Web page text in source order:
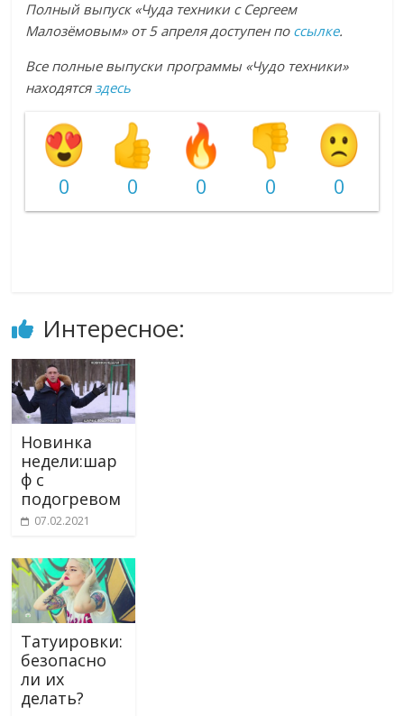
Полный выпуск «Чуда техники с Сергеем
Малозёмовым» от 5 апреля доступен по ссылке.
Все полные выпуски программы «Чудо техники»
находятся здесь
0 0 0 0 0
Интересное:
Новинка
недели:шар
ф с
подогревом
07.02.2021
Татуировки:
безопасно
ли их
делать?